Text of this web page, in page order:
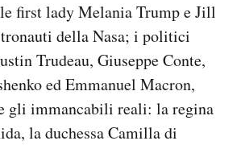
first lady Melania Trump e Jill
della Nasa; i politici
Trudeau, Giuseppe Conte,
ed Emmanuel Macron,
gli immancabili reali: la regina
la duchessa Camilla di